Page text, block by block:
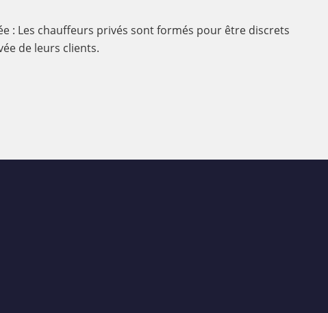
: Les chauffeurs privés sont formés pour être discrets
de leurs clients.